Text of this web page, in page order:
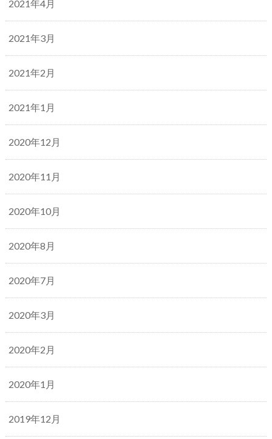
2021年4月
2021年3月
2021年2月
2021年1月
2020年12月
2020年11月
2020年10月
2020年8月
2020年7月
2020年3月
2020年2月
2020年1月
2019年12月